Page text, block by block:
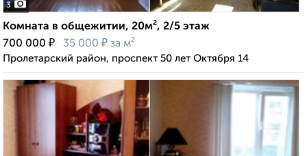
3
Комната в общежитии, 20м², 2/5 этаж
700 000 ₽ 35 000 ₽ за м²
Пролетарский район, проспект 50 лет Октября 14